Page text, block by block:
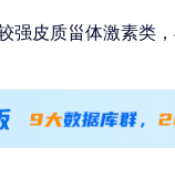
强皮质甾体激素类